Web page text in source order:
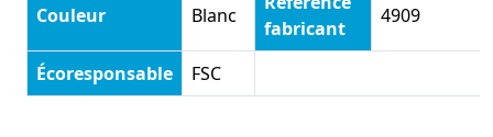
Couleur Blanc
fabricant
4909
Écoresponsable FSC